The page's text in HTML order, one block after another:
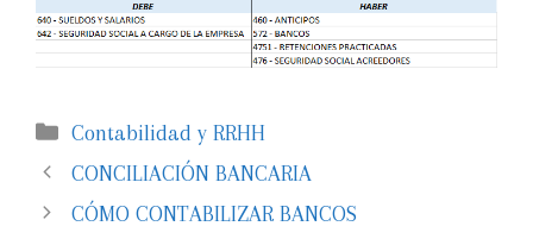
Contabilidad y RRHH
CONCILIACIÓN BANCARIA
CÓMO CONTABILIZAR BANCOS